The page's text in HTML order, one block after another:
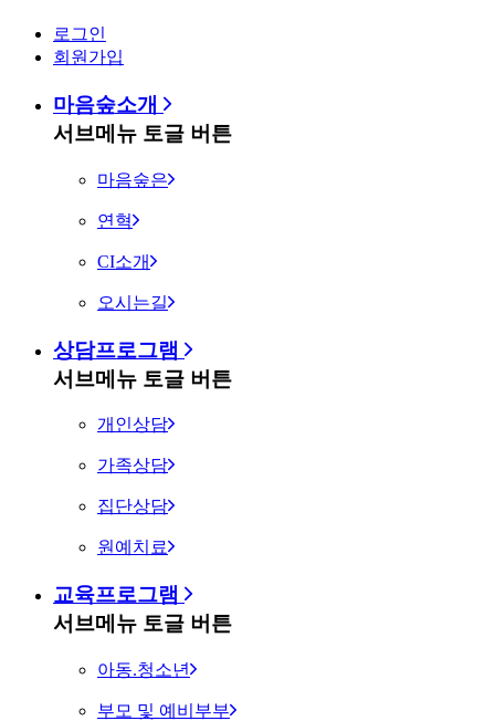
로그인
회원가입
마음숲소개
서브메뉴 토글 버튼
마음숲은
연혁
CI소개
오시는길
상담프로그램
서브메뉴 토글 버튼
개인상담
가족상담
집단상담
원예치료
교육프로그램
서브메뉴 토글 버튼
아동.청소년
부모 및 예비부부